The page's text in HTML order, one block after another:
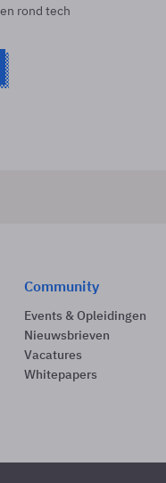
rond tech
Community
Events & Opleidingen
Nieuwsbrieven
Vacatures
Whitepapers